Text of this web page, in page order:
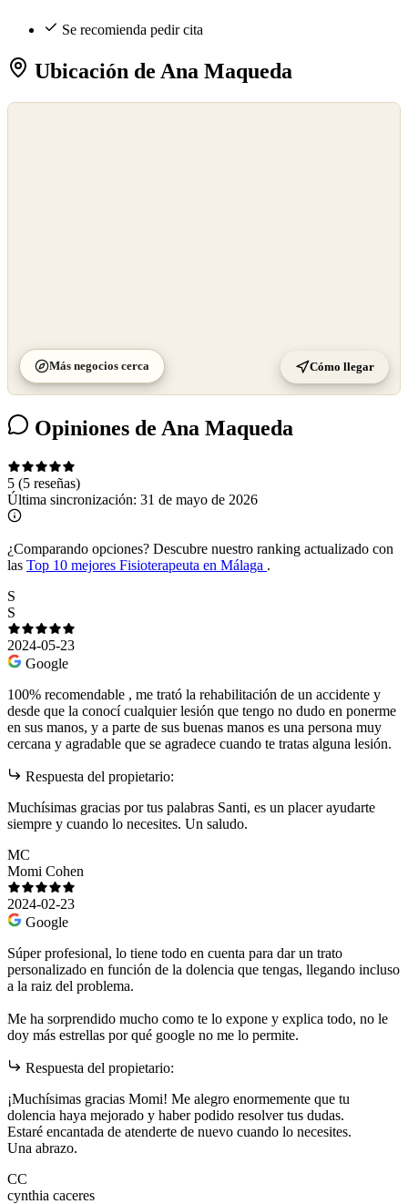
Se recomienda pedir cita
Ubicación de Ana Maqueda
Más negocios cerca Cómo llegar
Opiniones de Ana Maqueda
5 (5 reseñas)
Última sincronización: 31 de mayo de 2026
¿Comparando opciones? Descubre nuestro ranking actualizado con
las Top 10 mejores Fisioterapeuta en Málaga .
S
S
2024-05-23
Google
100% recomendable , me trató la rehabilitación de un accidente y
desde que la conocí cualquier lesión que tengo no dudo en ponerme
en sus manos, y a parte de sus buenas manos es una persona muy
cercana y agradable que se agradece cuando te tratas alguna lesión.
Respuesta del propietario:
Muchísimas gracias por tus palabras Santi, es un placer ayudarte
siempre y cuando lo necesites. Un saludo.
MC
Momi Cohen
2024-02-23
Google
Súper profesional, lo tiene todo en cuenta para dar un trato
personalizado en función de la dolencia que tengas, llegando incluso
a la raiz del problema.
Me ha sorprendido mucho como te lo expone y explica todo, no le
doy más estrellas por qué google no me lo permite.
Respuesta del propietario:
¡Muchísimas gracias Momi! Me alegro enormemente que tu
dolencia haya mejorado y haber podido resolver tus dudas.
Estaré encantada de atenderte de nuevo cuando lo necesites.
Una abrazo.
CC
cynthia caceres